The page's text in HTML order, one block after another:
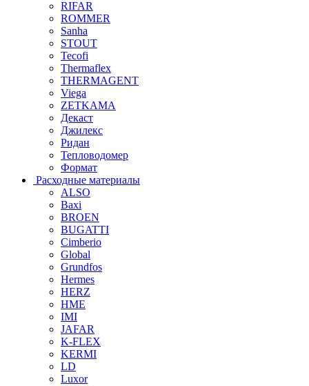
RIFAR
ROMMER
Sanha
STOUT
Tecofi
Thermaflex
THERMAGENT
Viega
ZETKAMA
Декаст
Джилекс
Ридан
Тепловодомер
Формат
Расходные материалы
ALSO
Baxi
BROEN
BUGATTI
Cimberio
Global
Grundfos
Hermes
HERZ
HME
IMI
JAFAR
K-FLEX
KERMI
LD
Luxor